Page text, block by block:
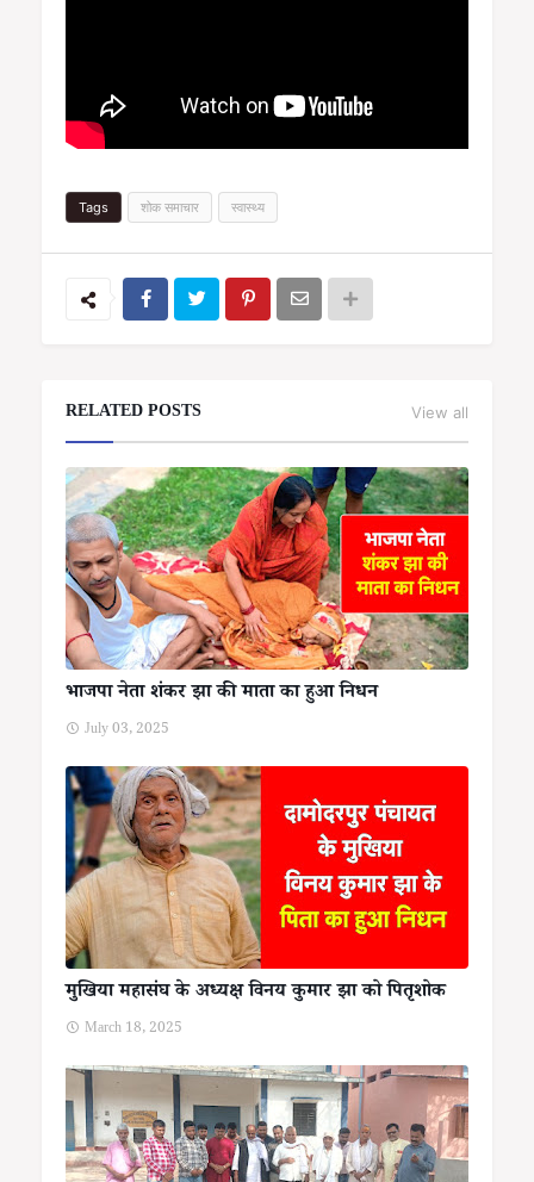
Tags शोक समाचार स्वास्थ्य
RELATED POSTS View all
भाजपा नेता शंकर झा की माता का हुआ निधन
July 03, 2025
मुखिया महासंघ के अध्यक्ष विनय कुमार झा को पितृशोक
March 18, 2025